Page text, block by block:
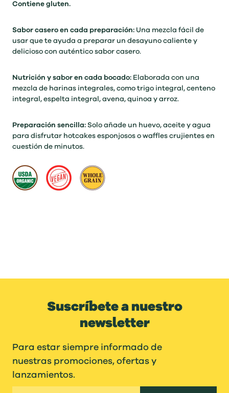
Contiene gluten.
Sabor casero en cada preparación: Una mezcla fácil de
usar que te ayuda a preparar un desayuno caliente y
delicioso con auténtico sabor casero.
Nutrición y sabor en cada bocado: Elaborada con una
mezcla de harinas integrales, como trigo integral, centeno
integral, espelta integral, avena, quinoa y arroz.
Preparación sencilla: Solo añade un huevo, aceite y agua
para disfrutar hotcakes esponjosos o waffles crujientes en
cuestión de minutos.
Suscríbete a nuestro
newsletter
Para estar siempre informado de
nuestras promociones, ofertas y
lanzamientos.